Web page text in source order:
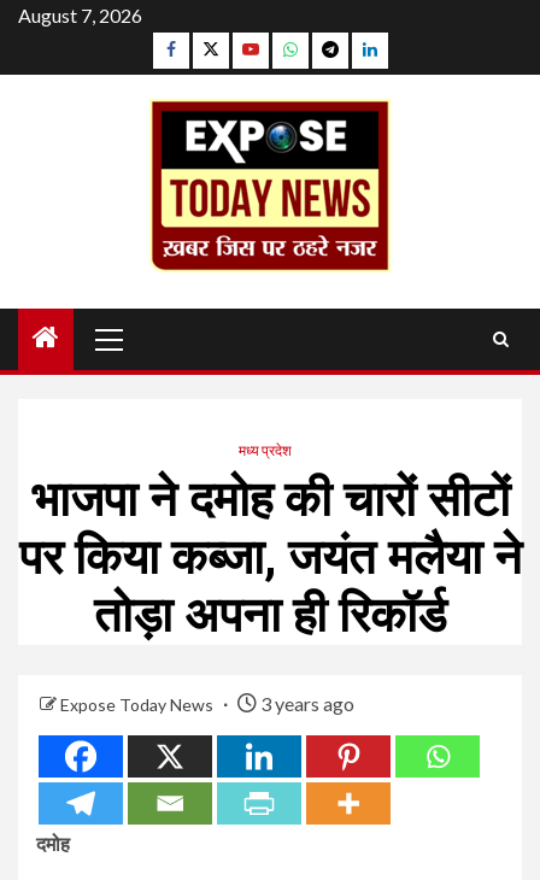
Skip
content
August 7, 2026
Facebook
TwitterYouTubeWhatsapp
TelegramLinkedin
Menu
मध्य प्रदेश
भाजपा ने दमोह की चारों सीटों
पर किया कब्जा, जयंत मलैया ने
तोड़ा अपना ही रिकॉर्ड
Expose Today News 3 years ago
दमोह